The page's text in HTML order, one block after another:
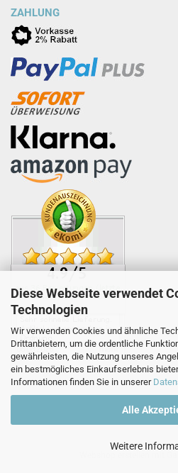
Diese Webseite verwendet
Technologien
Wir verwenden Cookies und ähnliche
Drittanbietern, um die ordentliche
gewährleisten, die Nutzung unseres
ein bestmögliches Einkaufserlebnis
Informationen finden Sie in unserer
Alle
Weitere
ZAHLUNG